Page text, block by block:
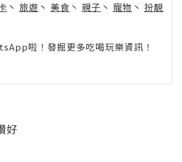
丶 旅遊 丶 美食 丶 親子 丶 寵物 丶 扮靚
啦！發掘更多吃喝玩樂資訊！
好